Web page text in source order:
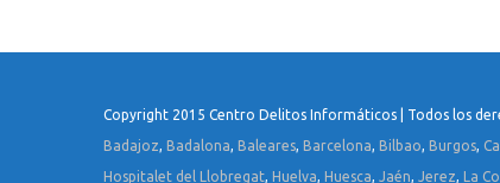
Copyright 2015 Centro Delitos Informáticos | Todos los
Badajoz, Badalona, Baleares, Barcelona, Bilbao, Burgos,
Hospitalet del Llobregat, Huelva, Huesca, Jaén, Jerez, La